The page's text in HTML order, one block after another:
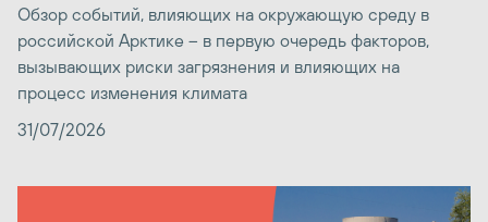
Обзор событий, влияющих на окружающую среду в
российской Арктике – в первую очередь факторов,
вызывающих риски загрязнения и влияющих на
процесс изменения климата
31/07/2026